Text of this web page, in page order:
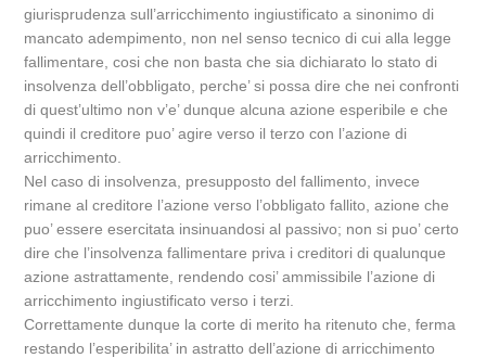
giurisprudenza sull’arricchimento ingiustificato a sinonimo di
mancato adempimento, non nel senso tecnico di cui alla legge
fallimentare, cosi che non basta che sia dichiarato lo stato di
insolvenza dell’obbligato, perche’ si possa dire che nei confronti
di quest’ultimo non v’e’ dunque alcuna azione esperibile e che
quindi il creditore puo’ agire verso il terzo con l’azione di
arricchimento.
Nel caso di insolvenza, presupposto del fallimento, invece
rimane al creditore l’azione verso l’obbligato fallito, azione che
puo’ essere esercitata insinuandosi al passivo; non si puo’ certo
dire che l’insolvenza fallimentare priva i creditori di qualunque
azione astrattamente, rendendo cosi’ ammissibile l’azione di
arricchimento ingiustificato verso i terzi.
Correttamente dunque la corte di merito ha ritenuto che, ferma
restando l’esperibilita’ in astratto dell’azione di arricchimento